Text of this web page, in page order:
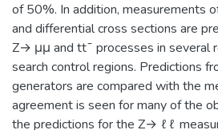
специалитета;
студентов
продолжению
(САЕ и др.) и на
Университета;
преемственности
of 50%. In addition, measurements
and differential cross sections are
Z→ μμ and tt¯ processes in several
search control regions. Predictions
generators are compared with the
agreement is seen for many of the
the predictions for the Z→ ℓℓ